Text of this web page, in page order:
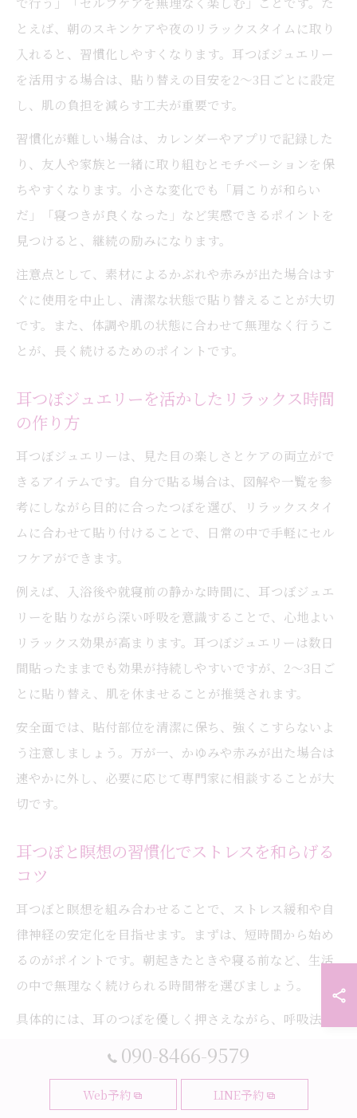
とえば、朝のスキンケアや夜のリラックスタイムに取り
入れると、習慣化しやすくなります。耳つぼジュエリー
を活用する場合は、貼り替えの目安を2～3日ごとに設定
し、肌の負担を減らす工夫が重要です。
習慣化が難しい場合は、カレンダーやアプリで記録した
り、友人や家族と一緒に取り組むとモチベーションを保
ちやすくなります。小さな変化でも「肩こりが和らい
だ」「寝つきが良くなった」など実感できるポイントを
見つけると、継続の励みになります。
注意点として、素材によるかぶれや赤みが出た場合はす
ぐに使用を中止し、清潔な状態で貼り替えることが大切
です。また、体調や肌の状態に合わせて無理なく行うこ
とが、長く続けるためのポイントです。
耳つぼジュエリーを活かしたリラックス時間
の作り方
耳つぼジュエリーは、見た目の楽しさとケアの両立がで
きるアイテムです。自分で貼る場合は、図解や一覧を参
考にしながら目的に合ったつぼを選び、リラックスタイ
ムに合わせて貼り付けることで、日常の中で手軽にセル
フケアができます。
例えば、入浴後や就寝前の静かな時間に、耳つぼジュエ
リーを貼りながら深い呼吸を意識することで、心地よい
リラックス効果が高まります。耳つぼジュエリーは数日
間貼ったままでも効果が持続しやすいですが、2～3日ご
とに貼り替え、肌を休ませることが推奨されます。
安全面では、貼付部位を清潔に保ち、強くこすらないよ
う注意しましょう。万が一、かゆみや赤みが出た場合は
速やかに外し、必要に応じて専門家に相談することが大
切です。
耳つぼと瞑想の習慣化でストレスを和らげる
コツ
耳つぼと瞑想を組み合わせることで、ストレス緩和や自
律神経の安定化を目指せます。まずは、短時間から始め
るのがポイントです。朝起きたときや寝る前など、生活
の中で無理なく続けられる時間帯を選びましょう。
具体的には、耳のつぼを優しく押さえながら、呼吸法や
と、より効果を実感しやすくなります。続けることで、
090-8466-9579
Web予約 LINE予約